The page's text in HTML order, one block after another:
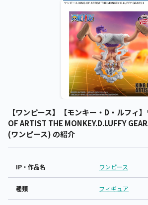
【ワンピース】【モンキー・D・ルフィ
OF ARTIST THE MONKEY.D.LUFFY
(ワンピース) の紹介
IP・作品名 ワンピース
種類 フィギュア